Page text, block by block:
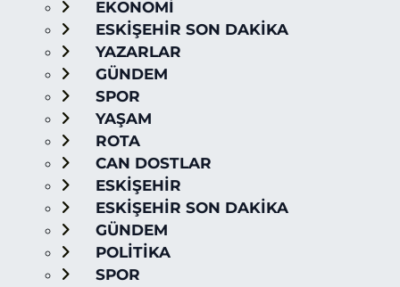
EKONOMİ
ESKİŞEHİR SON DAKİKA
YAZARLAR
GÜNDEM
SPOR
YAŞAM
ROTA
CAN DOSTLAR
ESKİŞEHİR
ESKİŞEHİR SON DAKİKA
GÜNDEM
POLİTİKA
SPOR